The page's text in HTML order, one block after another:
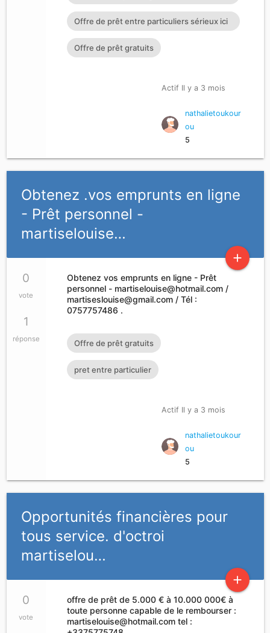
particuliers en 72h : cherylgr
Offre de prêt entre particuliers sérieux ici
en France à Guadelo
Offre de prêt gratuits
Actif Il y a 3 mois
nathalietoukour
ou
5
Obtenez .vos emprunts en ligne
- Prêt personnel -
martiselouise…
add
0
vote
1
réponse
Obtenez vos emprunts en ligne - Prêt
personnel - martiselouise@hotmail.com/
martiseslouise@gmail.com/ Tél :
0757757486 .
Offre de prêt gratuits
pret entre particulier
Actif Il y a 3 mois
nathalietoukour
ou
5
Opportunités financières pour
tous service. d'octroi
martiselou…
add
0
vote
offre de prêt de 5.000 € à 10.000 000€ à
toute personne capable de le rembourser :
martiselouise@hotmail.comtel :